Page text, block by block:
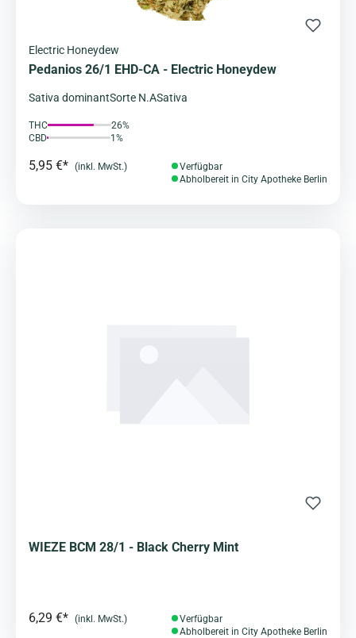
Electric Honeydew
Pedanios 26/1 EHD-CA - Electric Honeydew
Sativa dominantSorte N.ASativa
THC
26%
CBD
1%
5,95 €* (inkl. MwSt.)
Verfügbar
Abholbereit in City Apotheke Berlin
WIEZE BCM 28/1 - Black Cherry Mint
6,29 €* (inkl. MwSt.)
Verfügbar
Abholbereit in City Apotheke Berlin